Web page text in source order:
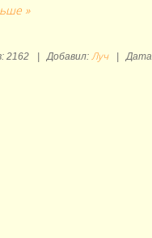
»
2162 Добавил: Луч